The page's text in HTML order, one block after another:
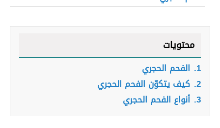
محتويات
1. الفحم الحجري
2. كيف يتكوّن الفحم الحجري
3. أنواع الفحم الحجري